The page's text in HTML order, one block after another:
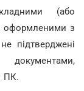
(або
оформленими з
підтверджені
ПК.